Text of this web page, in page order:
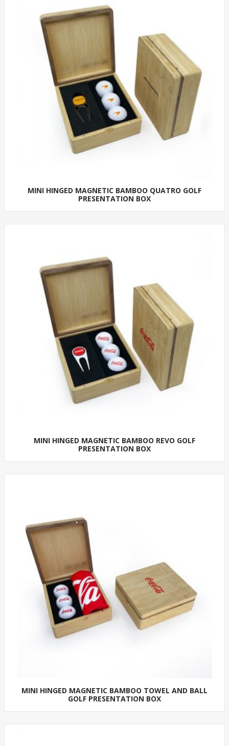
MINI HINGED MAGNETIC BAMBOO QUATRO GOLF
PRESENTATION BOX
MINI HINGED MAGNETIC BAMBOO REVO GOLF
PRESENTATION BOX
MINI HINGED MAGNETIC BAMBOO TOWEL AND BALL
GOLF PRESENTATION BOX